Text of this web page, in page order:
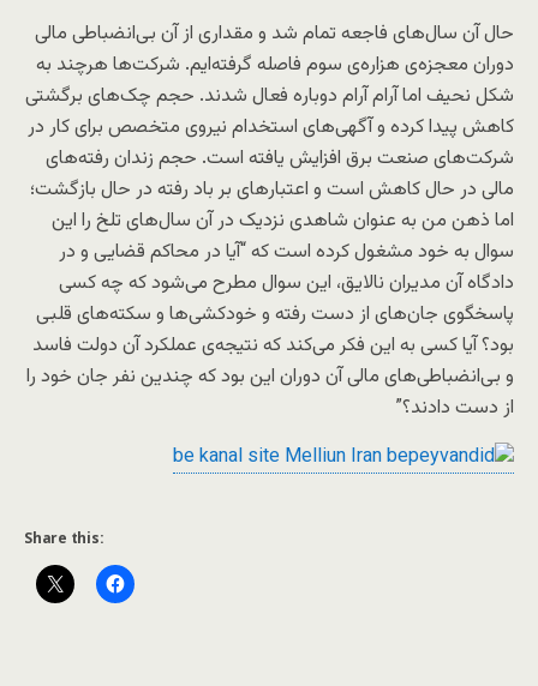
حال آن سال‌های فاجعه تمام شد و مقداری از آن بی‌انضباطی مالی
دوران معجزه‌ی هزاره‌ی سوم فاصله گرفته‌ایم. شرکت‌ها هرچند به
شکل نحیف اما آرام‌ آرام دوباره فعال شدند. حجم چک‌های برگشتی
کاهش پیدا کرده و آگهی‌های استخدام نیروی متخصص برای کار در
شرکت‌های صنعت برق افزایش یافته است. حجم زندان رفته‌های
مالی در حال کاهش است و اعتبارهای بر باد رفته در حال بازگشت؛
اما ذهن من به عنوان شاهدی نزدیک در آن سال‌های تلخ را این
سوال به خود مشغول کرده است که “آیا در محاکم قضایی و در
دادگاه آن مدیران نالایق، این سوال مطرح می‌شود که چه کسی
پاسخگوی جان‌های از دست رفته و خودکشی‌ها و سکته‌های قلبی
بود؟ آیا کسی به این فکر می‌کند که نتیجه‌ی عملکرد آن دولت فاسد
و بی‌انضباطی‌های مالی آن دوران این بود که چندین نفر جان خود را
از دست دادند؟”
Share this: